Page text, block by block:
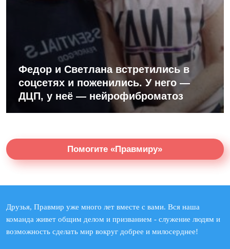
Федор и Светлана встретились в
соцсетях и поженились. У него —
ДЦП, у неё — нейрофиброматоз
Помогите «Правмиру»
Друзья, Правмир уже много лет вместе с вами. Вся наша
команда живет общим делом и призванием - служение людям и
возможность сделать мир вокруг добрее и милосерднее!